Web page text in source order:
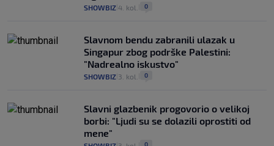
SHOWBIZ 4. kol. 0
Slavnom bendu zabranili ulazak u
Singapur zbog podrške Palestini:
"Nadrealno iskustvo"
SHOWBIZ 3. kol. 0
Slavni glazbenik progovorio o velikoj
borbi: "Ljudi su se dolazili oprostiti od
mene"
0